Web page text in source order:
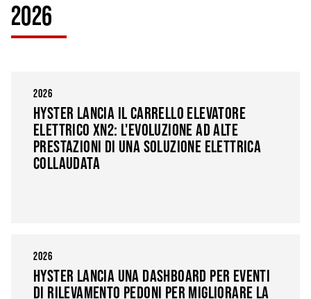
2026
2026
HYSTER LANCIA IL CARRELLO ELEVATORE
ELETTRICO XN2: L'EVOLUZIONE AD ALTE
PRESTAZIONI DI UNA SOLUZIONE ELETTRICA
COLLAUDATA
2026
HYSTER LANCIA UNA DASHBOARD PER EVENTI
DI RILEVAMENTO PEDONI PER MIGLIORARE LA